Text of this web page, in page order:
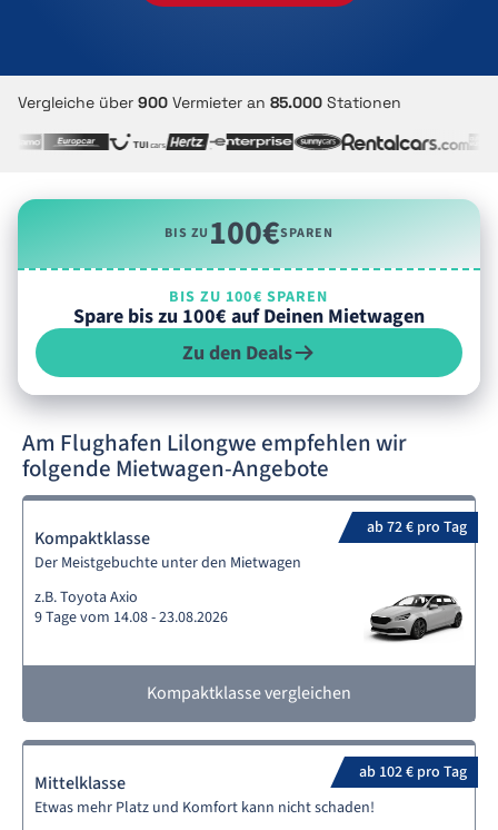
Vergleiche über 900 Vermieter an 85.000 Stationen
BIS ZU100€SPAREN
BIS ZU 100€ SPAREN
Spare bis zu 100€ auf Deinen Mietwagen
Zu den Deals
Am Flughafen Lilongwe empfehlen wir
folgende Mietwagen-Angebote
ab 72 € pro Tag
Kompaktklasse
Der Meistgebuchte unter den Mietwagen
z.B. Toyota Axio
9 Tage vom 14.08 - 23.08.2026
Kompaktklasse vergleichen
ab 102 € pro Tag
Mittelklasse
Etwas mehr Platz und Komfort kann nicht schaden!